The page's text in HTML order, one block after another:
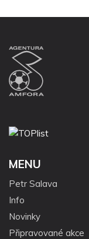
MENU
Petr Salava
Info
Novinky
Připravované akce